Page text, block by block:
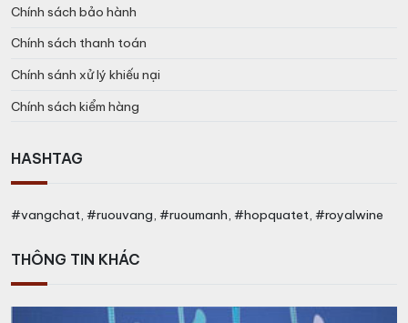
Chính sách bảo hành
Chính sách thanh toán
Chính sánh xử lý khiếu nại
Chính sách kiểm hàng
HASHTAG
#vangchat, #ruouvang, #ruoumanh, #hopquatet, #royalwine
THÔNG TIN KHÁC